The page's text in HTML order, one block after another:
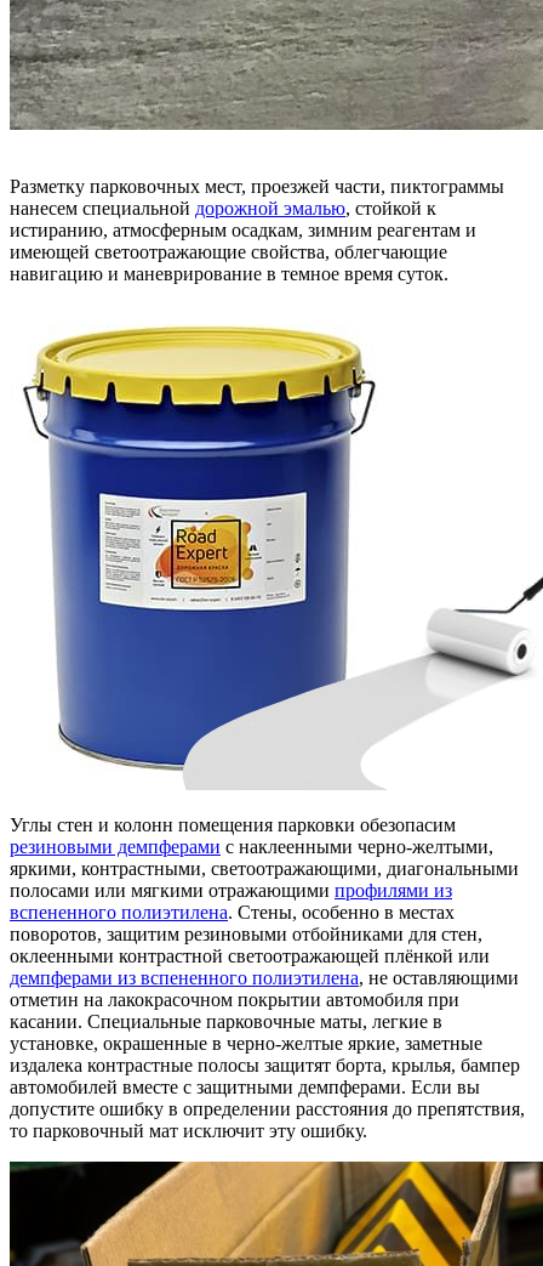
Разметку парковочных мест, проезжей части, пиктограммы
нанесем специальной дорожной эмалью, стойкой к
истиранию, атмосферным осадкам, зимним реагентам и
имеющей светоотражающие свойства, облегчающие
навигацию и маневрирование в темное время суток.
Углы стен и колонн помещения парковки обезопасим
резиновыми демпферами с наклеенными черно-желтыми,
яркими, контрастными, светоотражающими, диагональными
полосами или мягкими отражающими профилями из
вспененного полиэтилена. Стены, особенно в местах
поворотов, защитим резиновыми отбойниками для стен,
оклеенными контрастной светоотражающей плёнкой или
демпферами из вспененного полиэтилена, не оставляющими
отметин на лакокрасочном покрытии автомобиля при
касании. Специальные парковочные маты, легкие в
установке, окрашенные в черно-желтые яркие, заметные
издалека контрастные полосы защитят борта, крылья, бампер
автомобилей вместе с защитными демпферами. Если вы
допустите ошибку в определении расстояния до препятствия,
то парковочный мат исключит эту ошибку.